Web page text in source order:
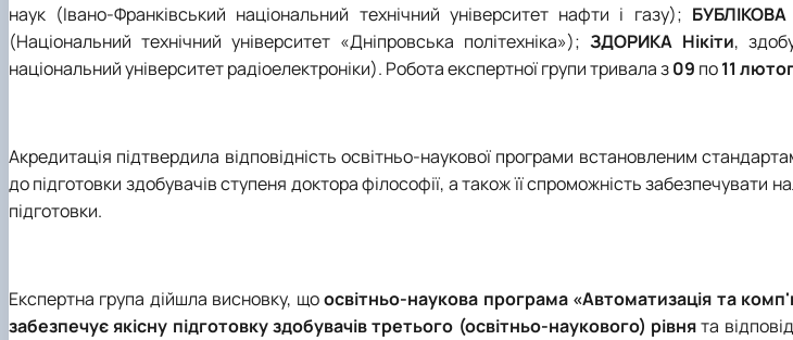
наук (Івано-Франківський національний технічний університет нафти і газу); БУБЛІКОВА
(Національний технічний університет «Дніпровська політехніка»);ЗДОРИКА Нікіти,
національний університет радіоелектроніки). Робота експертної групи тривала з09 по11
Акредитація підтвердила відповідність освітньо-наукової програми встановленим
до підготовки здобувачів ступеня доктора філософії, а також її спроможність забезпечувати
підготовки.
Експертна група дійшла висновку, щоосвітньо-наукова програма «Автоматизація та
забезпечує якісну підготовку здобувачів третього (освітньо-наукового) рівнята